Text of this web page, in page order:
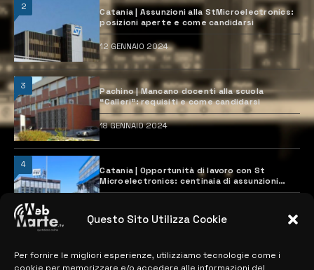
Questo Sito Utilizza Cookie
Per fornire le migliori esperienze, utilizziamo tecnologie come i
2
Catania | Assunzioni alla StMicroelectronics:
posizioni aperte e come candidarsi
12 GENNAIO 2024
3
Pachino | Mancano docenti alla scuola
“Calleri”: requisiti e come candidarsi
18 GENNAIO 2024
4
Catania | Opportunità di lavoro con St
Microelectronics: centinaia di assunzioni
previste
MAPPA DEL SITO